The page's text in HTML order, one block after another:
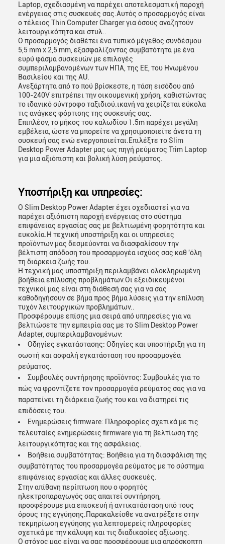
Laptop, σχεδιασμένη να παρέχει αποτελεσματική παροχή
ενέργειας στις συσκευές σας.Αυτός ο προσαρμογός είναι
ο τέλειος Thin Computer Charger για όσους αναζητούν
λειτουργικότητα και στυλ..
Ο προσαρμογός διαθέτει ένα τυπικό μέγεθος συνδέσμου
5,5 mm x 2,5 mm, εξασφαλίζοντας συμβατότητα με ένα
ευρύ φάσμα συσκευών.με επιλογές
συμπεριλαμβανομένων των ΗΠΑ, της ΕΕ, του Ηνωμένου
Βασιλείου και της AU.
Ανεξάρτητα από το πού βρίσκεστε, η τάση εισόδου από
100-240V επιτρέπει την οικουμενική χρήση, καθιστώντας
το ιδανικό σύντροφο ταξιδιού.ικανή να χειρίζεται εύκολα
τις ανάγκες φόρτισης της συσκευής σας.
Επιπλέον, το μήκος του καλωδίου 1.5m παρέχει μεγάλη
εμβέλεια, ώστε να μπορείτε να χρησιμοποιείτε άνετα τη
συσκευή σας ενώ ενεργοποιείται.Επιλέξτε το Slim
Desktop Power Adapter μας ως πηγή ρεύματος Trim Laptop
για μια αξιόπιστη και βολική λύση ρεύματος.
Υποστήριξη και υπηρεσίες:
Ο Slim Desktop Power Adapter έχει σχεδιαστεί για να
παρέχει αξιόπιστη παροχή ενέργειας στο σύστημα
επιφάνειας εργασίας σας με βελτιωμένη φορητότητα και
ευκολία.Η τεχνική υποστήριξη και οι υπηρεσίες
προϊόντων μας δεσμεύονται να διασφαλίσουν την
βέλτιστη απόδοση του προσαρμογέα ισχύος σας καθ 'όλη
τη διάρκεια ζωής του.
Η τεχνική μας υποστήριξη περιλαμβάνει ολοκληρωμένη
βοήθεια επίλυσης προβλημάτων.Οι εξειδικευμένοι
τεχνικοί μας είναι στη διάθεσή σας για να σας
καθοδηγήσουν σε βήμα προς βήμα λύσεις για την επίλυση
τυχόν λειτουργικών προβλημάτων..
Προσφέρουμε επίσης μια σειρά από υπηρεσίες για να
βελτιώσετε την εμπειρία σας με το Slim Desktop Power
Adapter, συμπεριλαμβανομένων:
Οδηγίες εγκατάστασης: Οδηγίες και υποστήριξη για τη
σωστή και ασφαλή εγκατάσταση του προσαρμογέα
ρεύματος.
Συμβουλές συντήρησης προϊόντος: Συμβουλές για το
πώς να φροντίζετε τον προσαρμογέα ρεύματος σας για να
παρατείνει τη διάρκεια ζωής του και να διατηρεί τις
επιδόσεις του.
Ενημερώσεις firmware: Πληροφορίες σχετικά με τις
τελευταίες ενημερώσεις firmware για τη βελτίωση της
λειτουργικότητας και της ασφάλειας.
Βοήθεια συμβατότητας: Βοήθεια για τη διασφάλιση της
συμβατότητας του προσαρμογέα ρεύματος με το σύστημα
επιφάνειας εργασίας και άλλες συσκευές.
Στην απίθανη περίπτωση που ο φορητός
ηλεκτροπαραγωγός σας απαιτεί συντήρηση,
προσφέρουμε μια επισκευή ή αντικατάσταση υπό τους
όρους της εγγύησης.Παρακαλείσθε να ανατρέξετε στην
τεκμηρίωση εγγύησης για λεπτομερείς πληροφορίες
σχετικά με την κάλυψη και τις διαδικασίες αξίωσης.
Ο στόχος μας είναι να σας προσφέρουμε μια απρόσκοπτη